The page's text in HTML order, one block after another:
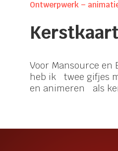
Ontwerpwerk –
Voor Mansource en
heb ik twee gifjes
en animeren als